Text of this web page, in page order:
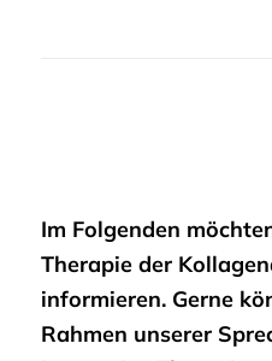
Im Folgenden
Therapie der
informieren. Gerne
Rahmen unserer